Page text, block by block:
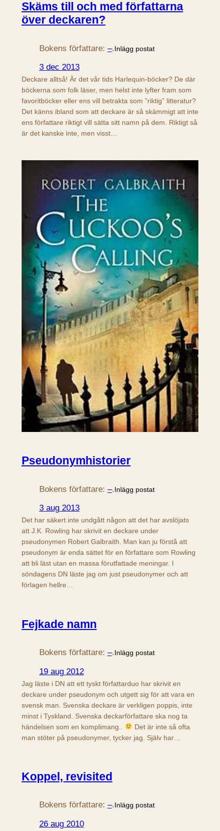
Skäms till och med författarna
över deckaren?
Bokens författare: –.Inlägg postat
3 dec 2013
Deckare alltså! Är det vår tids Harlequin-böcker? De där
böckerna som folk läser, men helst inte lyfter fram som
favoritböcker eller ens vill betrakta som ”riktig” litteratur?
Det känns ibland som att deckare är så skämmigt att inte
ens författare riktigt vill sätta sitt namn på dem. Riktigt så
är det kanske inte, men visst…
Pseudonymhistorier
Bokens författare: –.Inlägg postat
3 aug 2013
Det har säkert inte undgått någon att det har avslöjats
att J.K. Rowling har skrivit en deckare under
pseudonymen Robert Galbraith. Man kan ju förstå att
pseudonym är enda sättet för en författare som Rowling
att bli läst utan en massa förutfattade meningar. I
söndagens DN läste jag om just pseudonymer och att
förlagen hellre…
Fejkade namn
Bokens författare: –.Inlägg postat
19 aug 2012
Jag läste i DN att ett tyskt författarduo har skrivit en
deckare under pseudonym och utgett sig för att vara en
svensk man. Svenska deckare är verkligen poppis, inte
minst i Tyskland. Svenska deckarförfattare ska nog ta
händelsen som en komplimang..
Det är inte så ofta
man stöter på pseudonymer, tycker jag. Själv har…
Koppel, revisited
Bokens författare: –.Inlägg postat
26 aug 2010